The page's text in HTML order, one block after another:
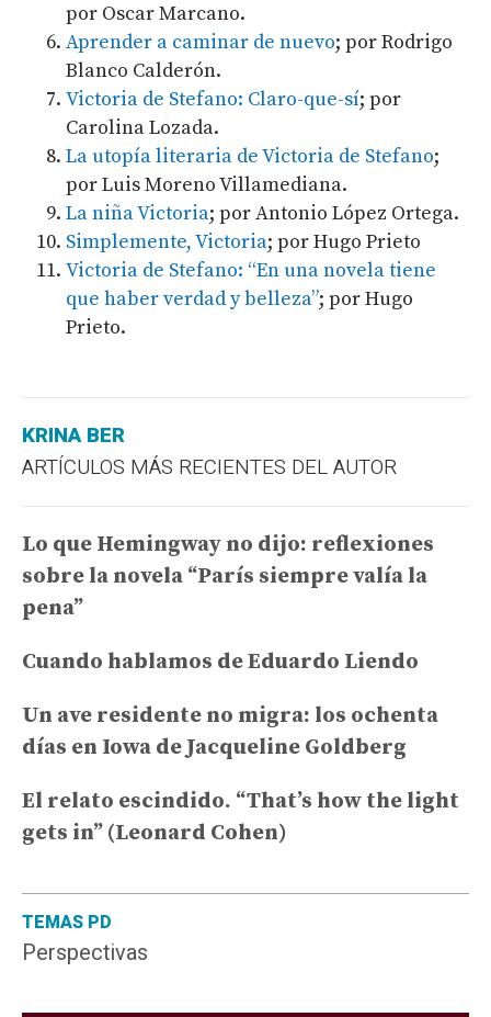
TEMAS PD
Perspectivas
por Oscar Marcano.
Aprender a caminar de nuevo; por Rodrigo
Blanco Calderón.
Victoria de Stefano: Claro-que-sí; por
Carolina Lozada.
La utopía literaria de Victoria de Stefano;
por Luis Moreno Villamediana.
La niña Victoria; por Antonio López Ortega.
Simplemente, Victoria; por Hugo Prieto
Victoria de Stefano: “En una novela tiene
que haber verdad y belleza”; por Hugo
Prieto.
KRINA BER
ARTÍCULOS MÁS RECIENTES DEL AUTOR
Lo que Hemingway no dijo: reflexiones
sobre la novela “París siempre valía la
pena”
Cuando hablamos de Eduardo Liendo
Un ave residente no migra: los ochenta
días en Iowa de Jacqueline Goldberg
El relato escindido. “That’s how the light
gets in” (Leonard Cohen)